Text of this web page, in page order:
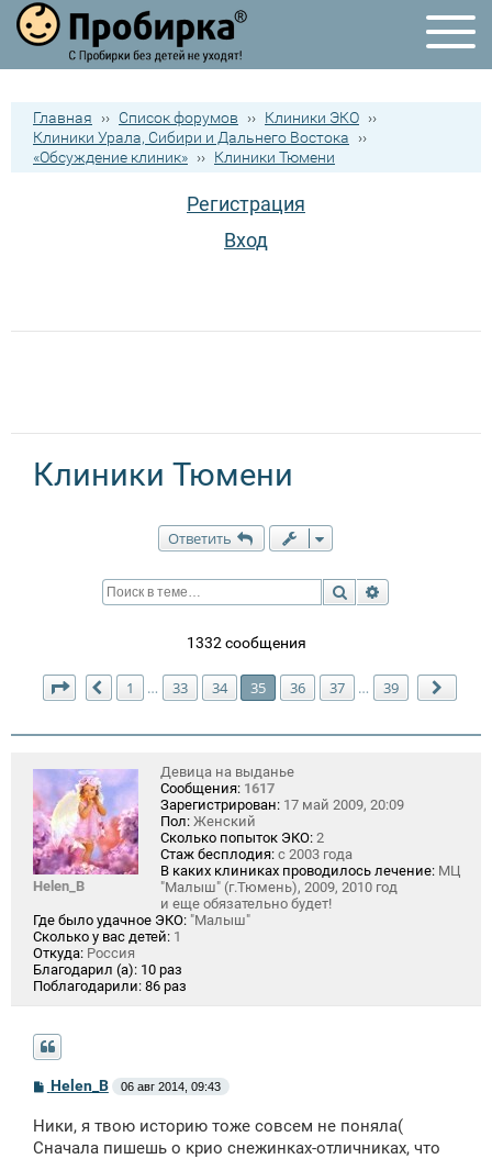
Главная ›› Список форумов ›› Клиники ЭКО ››
Клиники Урала, Сибири и Дальнего Востока
››
«Обсуждение клиник» ›› Клиники Тюмени
Регистрация
Вход
Клиники Тюмени
Ответить
Поиск
1332 сообщения
Страница 35 из39
Пред.
1 … 33 34 35 36 37 … 39
Helen_B
Девица на выданье
Сообщения: 1617
Зарегистрирован: 17 май 2009, 20:09
Пол: Женский
Сколько попыток ЭКО: 2
Стаж бесплодия: с 2003 года
В каких клиниках проводилось лечение: МЦ
"Малыш" (г.Тюмень), 2009, 2010 год
и еще обязательно будет!
Где было удачное ЭКО: "Малыш"
Сколько у вас детей: 1
Откуда: Россия
Благодарил (а): 10 раз
Поблагодарили: 86 раз
С
б
щ
Helen_B 06 авг 2014, 09:43
Ники, я твою историю тоже совсем не поняла(
Сначала пишешь о крио снежинках-отличниках, что